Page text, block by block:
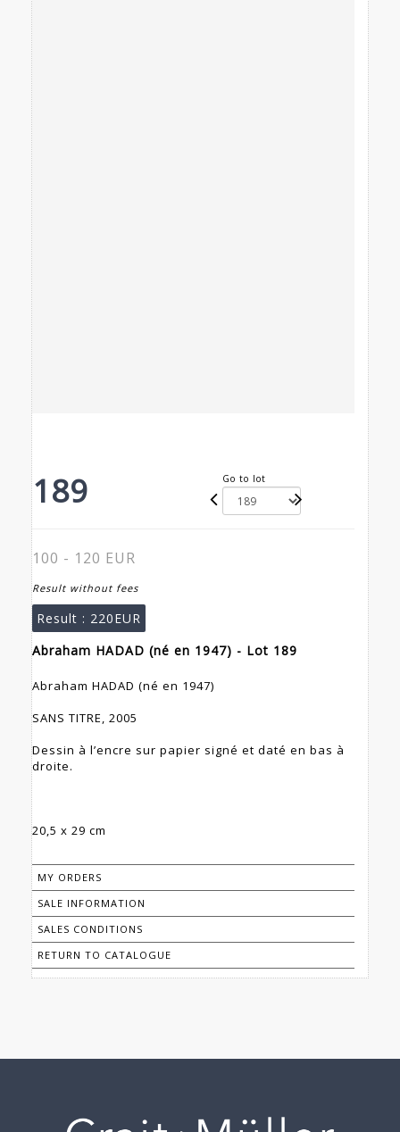
189 Go to lot
100 - 120 EUR
Result without fees
Result : 220EUR
Abraham HADAD (né en 1947) - Lot 189
Abraham HADAD (né en 1947)
SANS TITRE, 2005
Dessin à l’encre sur papier signé et daté en bas à
droite.
20,5 x 29 cm
MY ORDERS
SALE INFORMATION
SALES CONDITIONS
RETURN TO CATALOGUE